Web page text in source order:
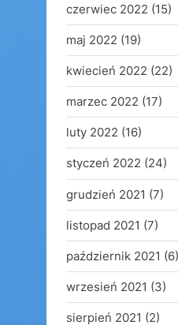
czerwiec 2022 (15)
maj 2022 (19)
kwiecień 2022 (22)
marzec 2022 (17)
luty 2022 (16)
styczeń 2022 (24)
grudzień 2021 (7)
listopad 2021 (7)
październik 2021 (6)
wrzesień 2021 (3)
sierpień 2021 (2)